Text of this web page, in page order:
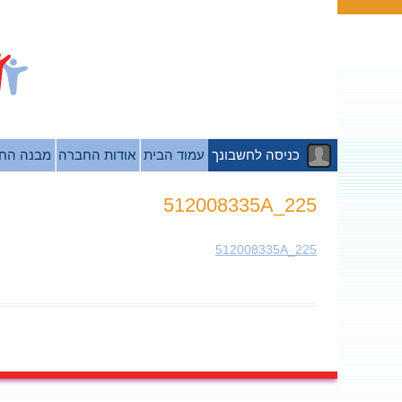
כניסה לחשבונך עמוד הבית אודות החברה מבנה
512008335A_225
512008335A_225